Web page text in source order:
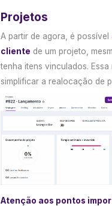
Projetos
A partir de agora, é possível
cliente de um projeto,
tenha itens vinculados. Essa
simplificar a realocação de
Atenção aos pontos